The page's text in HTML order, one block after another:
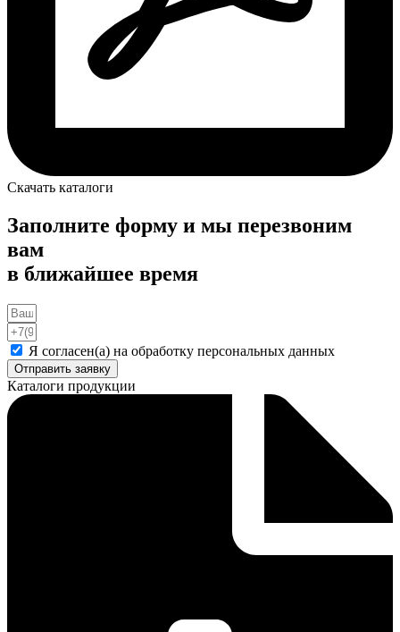
Скачать каталоги
Заполните форму и мы перезвоним
вам
в ближайшее время
Я согласен(а) на обработку персональных данных
Отправить заявку
Каталоги продукции